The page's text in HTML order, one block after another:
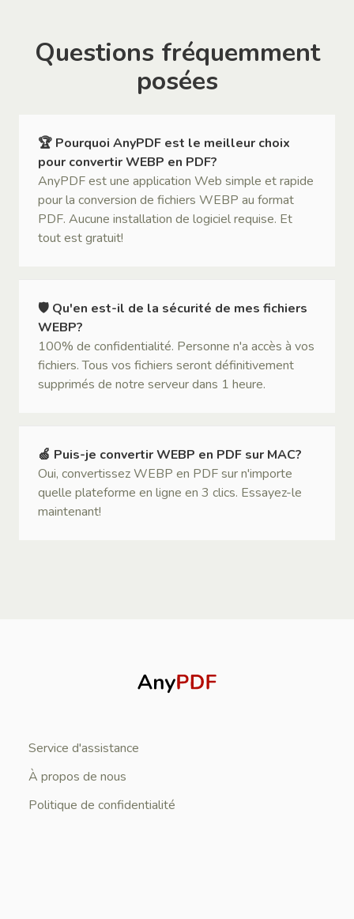
Questions fréquemment
posées
🏆 Pourquoi AnyPDF est le meilleur choix
pour convertir WEBP en PDF?
AnyPDF est une application Web simple et rapide
pour la conversion de fichiers WEBP au format
PDF. Aucune installation de logiciel requise. Et
tout est gratuit!
🛡 Qu'en est-il de la sécurité de mes fichiers
WEBP?
100% de confidentialité. Personne n'a accès à vos
fichiers. Tous vos fichiers seront définitivement
supprimés de notre serveur dans 1 heure.
🍏 Puis-je convertir WEBP en PDF sur MAC?
Oui, convertissez WEBP en PDF sur n'importe
quelle plateforme en ligne en 3 clics. Essayez-le
maintenant!
Service d'assistance
À propos de nous
Politique de confidentialité